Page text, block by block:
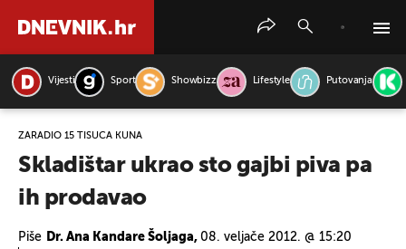
Vijesti Sport Showbizz Lifestyle Putovanja
ZARADIO 15 TISUĆA KUNA
Skladištar ukrao sto gajbi piva pa
ih prodavao
Piše Dr. Ana Kandare Šoljaga, 08. veljače 2012. @ 15:20
PRETRAŽITE VIJESTI